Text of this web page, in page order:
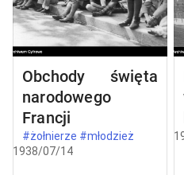
Obchody święta
narodowego
Francji
#żołnierze #młodzież
1938/07/14